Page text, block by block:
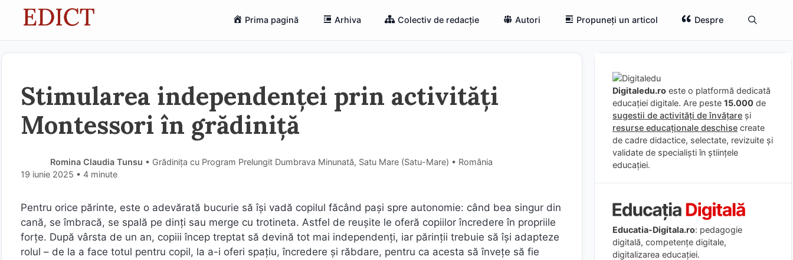
Prima pagină Arhiva Colectiv de redacție Autori Propuneți un articol Despre
Stimularea independenței prin activități
Montessori în grădiniță
Romina Claudia Tunsu • Grădinița cu Program Prelungit Dumbrava Minunată, Satu Mare (Satu-Mare) • România
19 iunie 2025 • 4 minute
Pentru orice părinte, este o adevărată bucurie să își vadă copilul făcând pași spre autonomie: când bea singur din
cană, se îmbracă, se spală pe dinți sau merge cu trotineta. Astfel de reușite le oferă copiilor încredere în propriile
forțe. După vârsta de un an, copiii încep treptat să devină tot mai independenți, iar părinții trebuie să își adapteze
rolul – de la a face totul pentru copil, la a-i oferi spațiu, încredere și răbdare, pentru ca acesta să învețe să fie
Digitaledu.ro este o platformă dedicată
educației digitale. Are peste 15.000 de
sugestii de activități de învățare și
resurse educaționale deschise create
de cadre didactice, selectate, revizuite și
validate de specialiști în științele
educației.
Educatia-Digitala.ro: pedagogie
digitală, competențe digitale,
digitalizarea educației.